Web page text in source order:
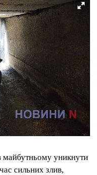
майбутньому уникнути
сильних злив,